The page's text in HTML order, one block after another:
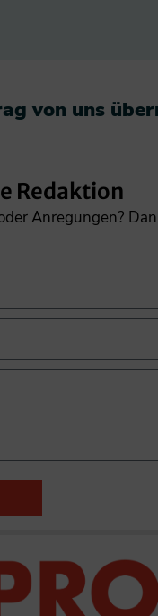
von uns
Redaktion
Anregungen?